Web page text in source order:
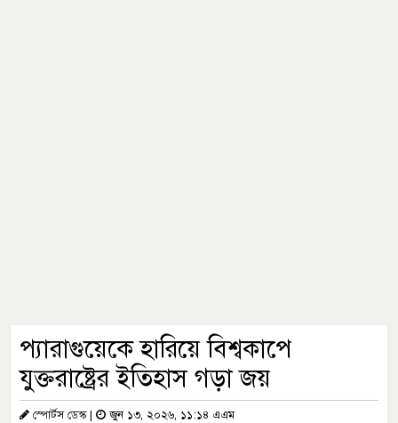
প্যারাগুয়েকে হারিয়ে বিশ্বকাপে
যুক্তরাষ্ট্রের ইতিহাস গড়া জয়
স্পোর্টস ডেস্ক| জুন ১৩, ২০২৬, ১১:১৪ এএম